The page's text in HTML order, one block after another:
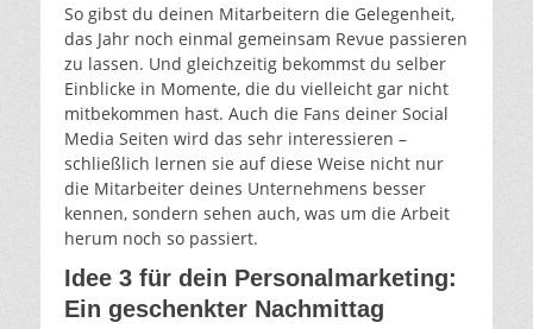
So gibst du deinen Mitarbeitern die Gelegenheit,
das Jahr noch einmal gemeinsam Revue passieren
zu lassen. Und gleichzeitig bekommst du selber
Einblicke in Momente, die du vielleicht gar nicht
mitbekommen hast. Auch die Fans deiner Social
Media Seiten wird das sehr interessieren –
schließlich lernen sie auf diese Weise nicht nur
die Mitarbeiter deines Unternehmens besser
kennen, sondern sehen auch, was um die Arbeit
herum noch so passiert.
Idee 3 für dein Personalmarketing:
Ein geschenkter Nachmittag